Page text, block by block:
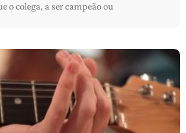
o colega, a ser campeão ou